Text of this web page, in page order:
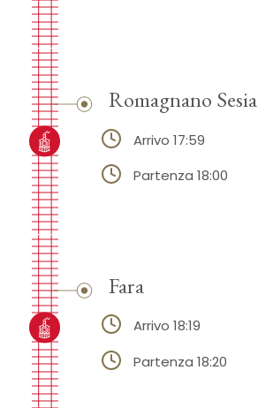
Romagnano Sesia
Arrivo 17:59
Partenza 18:00
Fara
Arrivo 18:19
Partenza 18:20